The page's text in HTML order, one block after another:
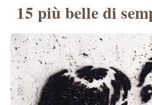
15 più belle di